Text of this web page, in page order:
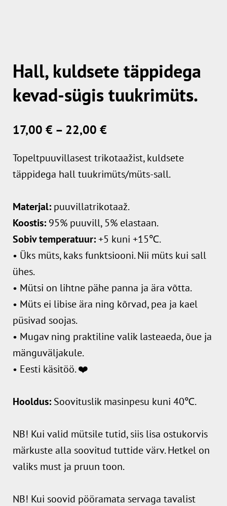
Hall, kuldsete täppidega
kevad-sügis tuukrimüts.
17,00 € – 22,00 €
Topeltpuuvillasest trikotaažist, kuldsete
täppidega hall tuukrimüts/müts-sall.
Materjal: puuvillatrikotaaž.
Koostis: 95% puuvill, 5% elastaan.
Sobiv temperatuur:+5 kuni +15℃.
• Üks müts, kaks funktsiooni. Nii müts kui sall
ühes.
• Mütsi on lihtne pähe panna ja ära võtta.
• Müts ei libise ära ning kõrvad, pea ja kael
püsivad soojas.
• Mugav ning praktiline valik lasteaeda, õue ja
mänguväljakule.
• Eesti käsitöö. ❤️
Hooldus: Soovituslik masinpesu kuni 40℃.
NB! Kui valid mütsile tutid, siis lisa ostukorvis
märkuste alla soovitud tuttide värv. Hetkel on
valiks must ja pruun toon.
NB! Kui soovid pööramata servaga tavalist